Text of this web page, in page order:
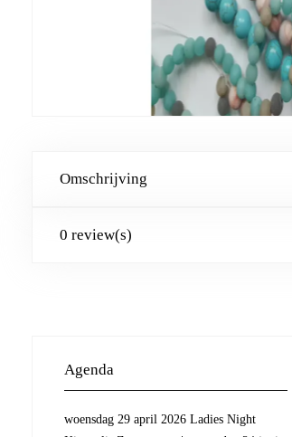
Omschrijving
0 review(s)
Agenda
woensdag 29 april 2026 Ladies Night